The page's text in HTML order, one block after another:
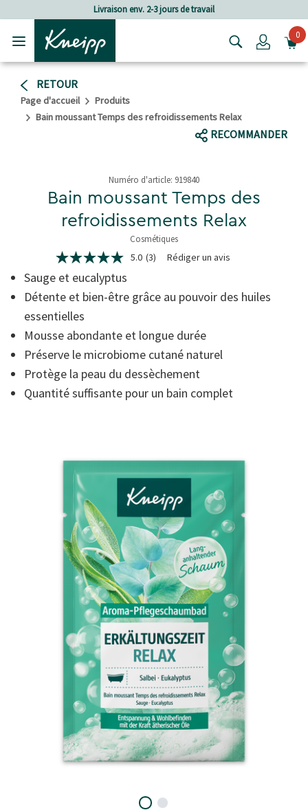
Passer au contenu principal
Passer au contenu du pied de page Frais de port à partir de
Login0
RETOUR
Page d'accueil
Produits
Bain moussant Temps des refroidissements Relax
RECOMMANDER
Numéro d'article: 919840
Bain moussant Temps des
refroidissements Relax
Cosmétiques
5 de 5 étoiles
5.0
étoiles
sur
5,
de
note
moyenne.
Read
3
Reviews.
Lien
5.0 (3) Rédiger un avis
Sauge et eucalyptus
Détente et bien-être grâce au pouvoir des huiles
essentielles
Mousse abondante et longue durée
Préserve le microbiome cutané naturel
Protège la peau du dessèchement
Quantité suffisante pour un bain complet